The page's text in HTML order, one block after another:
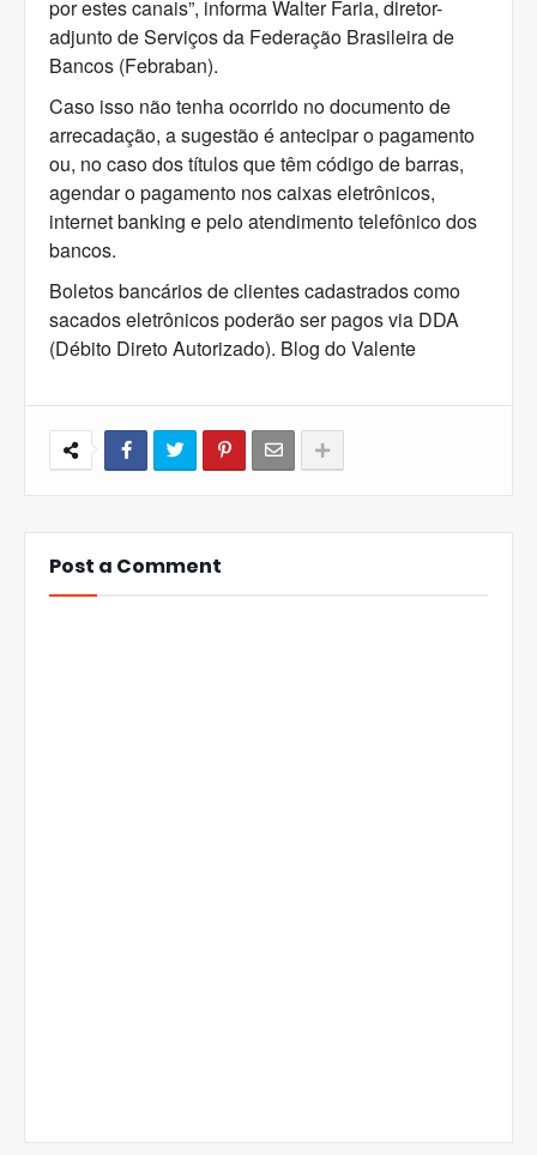
por estes canais”, informa Walter Faria, diretor-
adjunto de Serviços da Federação Brasileira de
Bancos (Febraban).
Caso isso não tenha ocorrido no documento de
arrecadação, a sugestão é antecipar o pagamento
ou, no caso dos títulos que têm código de barras,
agendar o pagamento nos caixas eletrônicos,
internet banking e pelo atendimento telefônico dos
bancos.
Boletos bancários de clientes cadastrados como
sacados eletrônicos poderão ser pagos via DDA
(Débito Direto Autorizado). Blog do Valente
Post a Comment